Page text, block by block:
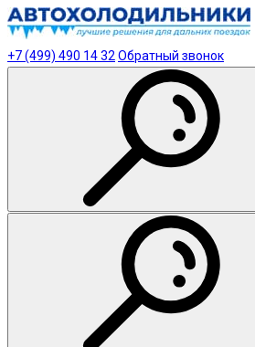
+7 (499) 490 14 32 Обратный звонок